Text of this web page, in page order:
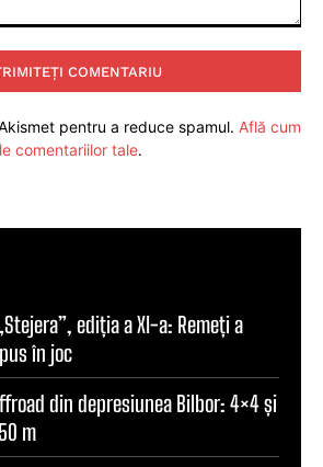
pentru a reduce spamul. Află cum
comentariilor tale.
ediția a XI-a: Remeți a
în joc
din depresiunea Bilbor: 4×4 și
m